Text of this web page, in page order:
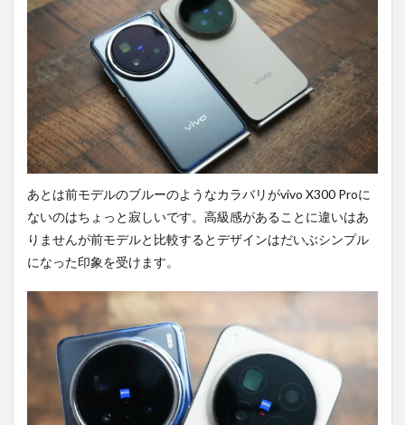
あとは前モデルのブルーのようなカラバリがvivo X300 Proに
ないのはちょっと寂しいです。高級感があることに違いはあ
りませんが前モデルと比較するとデザインはだいぶシンプル
になった印象を受けます。